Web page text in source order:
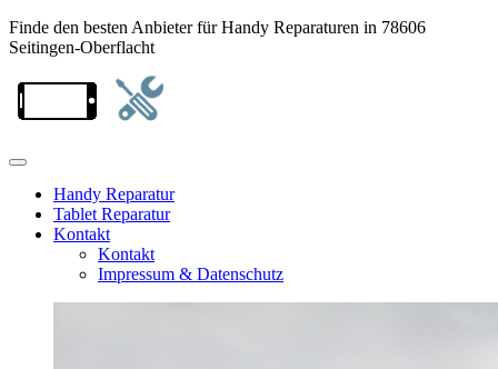
Finde den besten Anbieter für Handy Reparaturen in 78606
Seitingen-Oberflacht
Handy Reparatur
Tablet Reparatur
Kontakt
Kontakt
Impressum & Datenschutz